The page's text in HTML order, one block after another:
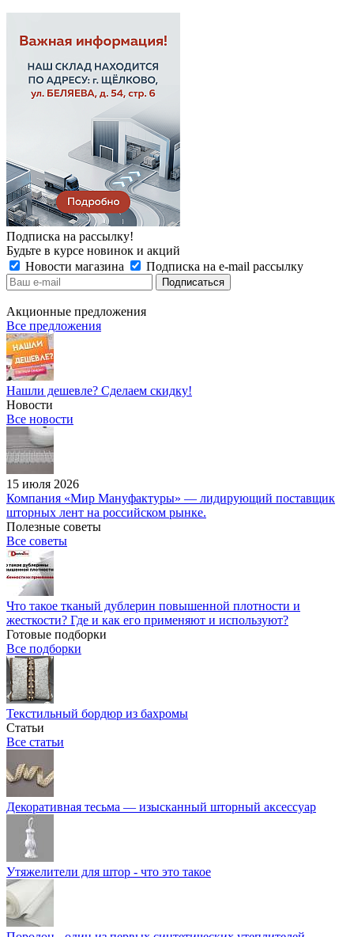
Подписка на рассылку!
Будьте в курсе новинок и акций
Новости магазина
Подписка на e-mail рассылку
Акционные предложения
Все предложения
Нашли дешевле? Сделаем скидку!
Новости
Все новости
15 июля 2026
Компания «Мир Мануфактуры» — лидирующий поставщик
шторных лент на российском рынке.
Полезные советы
Все советы
Что такое тканый дублерин повышенной плотности и
жесткости? Где и как его применяют и используют?
Готовые подборки
Все подборки
Текстильный бордюр из бахромы
Статьи
Все статьи
Декоративная тесьма — изысканный шторный аксессуар
Утяжелители для штор - что это такое